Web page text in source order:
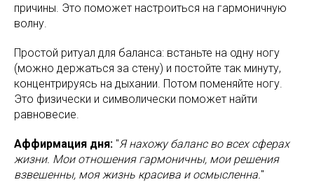
причины. Это поможет настроиться на гармоничную
волну.
Простой ритуал для баланса: встаньте на одну ногу
(можно держаться за стену) и постойте так минуту,
концентрируясь на дыхании. Потом поменяйте ногу.
Это физически и символически поможет найти
равновесие.
Аффирмация дня: "Я нахожу баланс во всех сферах
жизни. Мои отношения гармоничны, мои решения
взвешенны, моя жизнь красива и осмысленна. "